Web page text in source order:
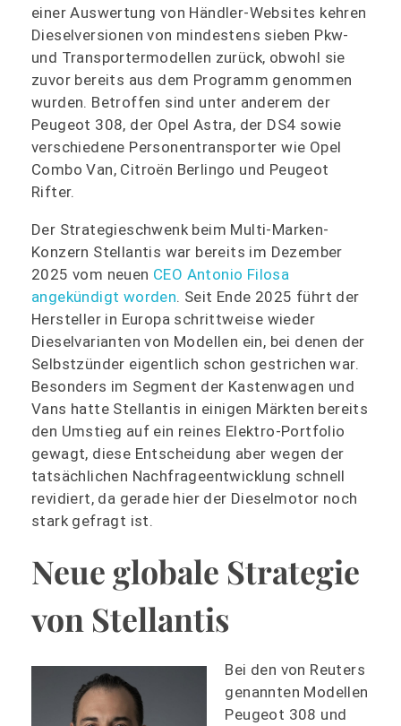
einer Auswertung von Händler-Websites kehren
Dieselversionen von mindestens sieben Pkw-
und Transportermodellen zurück, obwohl sie
zuvor bereits aus dem Programm genommen
wurden. Betroffen sind unter anderem der
Peugeot 308, der Opel Astra, der DS4 sowie
verschiedene Personentransporter wie Opel
Combo Van, Citroën Berlingo und Peugeot
Rifter.
Der Strategieschwenk beim Multi-Marken-
Konzern Stellantis war bereits im Dezember
2025 vom neuen CEO Antonio Filosa
angekündigt worden. Seit Ende 2025 führt der
Hersteller in Europa schrittweise wieder
Dieselvarianten von Modellen ein, bei denen der
Selbstzünder eigentlich schon gestrichen war.
Besonders im Segment der Kastenwagen und
Vans hatte Stellantis in einigen Märkten bereits
den Umstieg auf ein reines Elektro-Portfolio
gewagt, diese Entscheidung aber wegen der
tatsächlichen Nachfrageentwicklung schnell
revidiert, da gerade hier der Dieselmotor noch
stark gefragt ist.
Neue globale Strategie
von Stellantis
Bei den von Reuters
genannten Modellen
Peugeot 308 und